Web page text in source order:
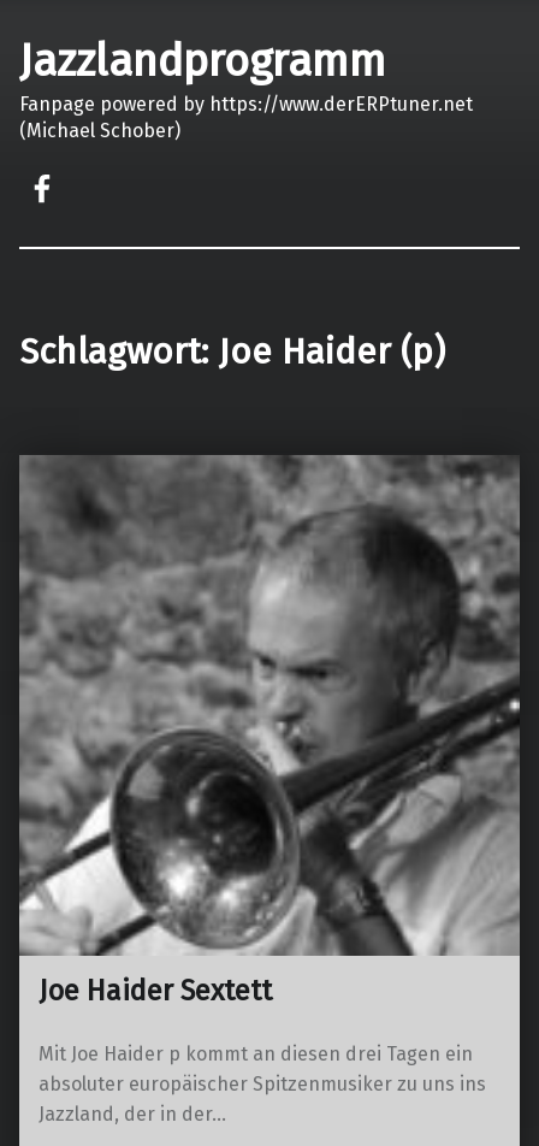
Jazzlandprogramm
Fanpage powered by https://www.derERPtuner.net
(Michael Schober)
Schlagwort: Joe Haider (p)
Joe Haider Sextett
Mit Joe Haider p kommt an diesen drei Tagen ein
absoluter europäischer Spitzenmusiker zu uns ins
Jazzland, der in der…